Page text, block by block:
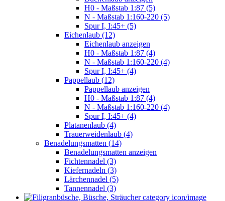
H0 - Maßstab 1:87 (5)
N - Maßstab 1:160-220 (5)
Spur I, I:45+ (5)
Eichenlaub (12)
Eichenlaub anzeigen
H0 - Maßstab 1:87 (4)
N - Maßstab 1:160-220 (4)
Spur I, I:45+ (4)
Pappellaub (12)
Pappellaub anzeigen
H0 - Maßstab 1:87 (4)
N - Maßstab 1:160-220 (4)
Spur I, I:45+ (4)
Platanenlaub (4)
Trauerweidenlaub (4)
Benadelungsmatten (14)
Benadelungsmatten anzeigen
Fichtennadel (3)
Kiefernadeln (3)
Lärchennadel (5)
Tannennadel (3)